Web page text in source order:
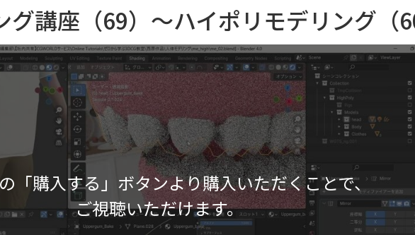
講座（69）～ハイポリモデリング（
「購入する」ボタンより購入いただくことで、
ご視聴いただけます。